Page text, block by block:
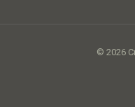
© 2026